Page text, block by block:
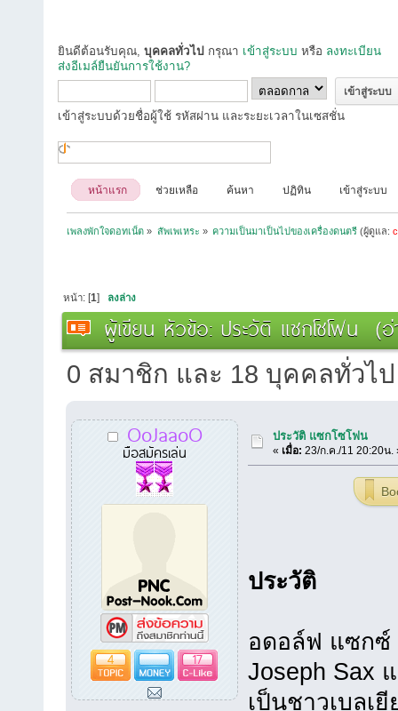
ยินดีต้อนรับคุณ, บุคคลทั่วไป กรุณา เข้าสู่ระบบ หรือ ลงทะเบียน
ส่งอีเมล์ยืนยันการใช้งาน?
เข้าสู่ระบบด้วยชื่อผู้ใช้ รหัสผ่าน และระยะเวลาในเซสชั่น
หน้าแรก ช่วยเหลือ ค้นหา ปฏิทิน เข้าสู่ระบบ
เพลงพักใจดอทเน็ต » สัพเพเหระ » ความเป็นมาเป็นไปของเครื่องดนตรี (ผู้ดูแล:
หน้า: [1] ลงล่าง
ผู้เขียน หัวข้อ: ประวัติ แซกโซโฟน (
0 สมาชิก และ 18 บุคคลทั่วไ
OoJaaoO
มือสมัครเล่น
4 17
ประวัติ แซกโซโฟน
« เมื่อ: 23/ก.ค./11 20:20น.
ประวัติ
อดอล์ฟ แซกซ์
Joseph Sax
เป็นชาวเบลเ